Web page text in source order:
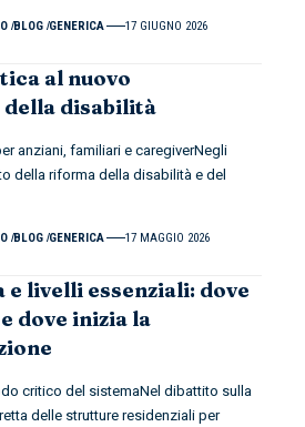
BLOG GENERICA 17 GIUGNO 2026
al nuovo
disabilità
anziani, familiari e caregiverNegli
della riforma della disabilità e del
BLOG GENERICA 17 MAGGIO 2026
e livelli essenziali: dove
dove inizia la
critico del sistemaNel dibattito sulla
delle strutture residenziali per